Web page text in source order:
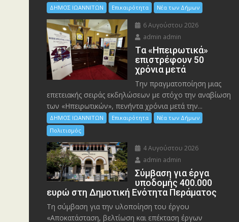
ΔΗΜΟΣ ΙΩΑΝΝΙΤΩΝ Επικαιρότητα Νέα των Δήμων
6 Αυγούστου 2026
admin admin
Tα «Ηπειρωτικά»
επιστρέφουν 50
χρόνια μετά
Την πραγματοποίηση μιας
επετειακής σειράς εκδηλώσεων με στόχο την αναβίωση
των «Ηπειρωτικών», πενήντα χρόνια μετά την...
ΔΗΜΟΣ ΙΩΑΝΝΙΤΩΝ Επικαιρότητα
Νέα των Δήμων
Πολιτισμός
4 Αυγούστου 2026
admin admin
Σύμβαση για έργα
υποδομής 400.000
ευρώ στη Δημοτική Ενότητα Περάματος
Τη σύμβαση για την υλοποίηση του έργου
«Αποκατάσταση, βελτίωση και επέκταση έργων